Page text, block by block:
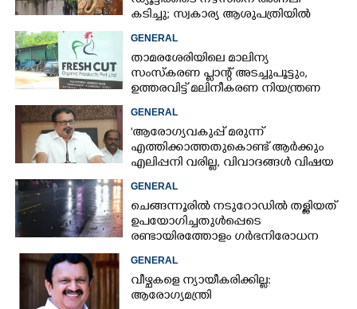
കടിച്ചു; സ്വകാര്യ ആശുപത്രിയിൽ
GENERAL
താമരശേരിയിലെ മാലിന്യ
സംസ്കരണ പ്ലാന്റ് അടച്ചുപൂട്ടും,
ഉത്തരവിട്ട് മലിനീകരണ നിയന്ത്രണ
GENERAL
'ആരോഗ്യവകുപ്പ് മരുന്ന്
എത്തിക്കാത്തതുകൊണ്ട് ആർക്കും
എലിപ്പനി വരില്ല, വിവാദങ്ങൾ വിഷയ
GENERAL
ചെങ്ങന്നൂരിൽ നടുറോഡിൽ തള്ളിയത്
ഉപയോഗിച്ചതുൾപ്പെടെ
രണ്ടായിരത്തോളം ഗർഭനിരോധന
GENERAL
വീഴ്ചകളെ ന്യായീകരിക്കില്ല:
ആരോഗ്യമന്ത്രി